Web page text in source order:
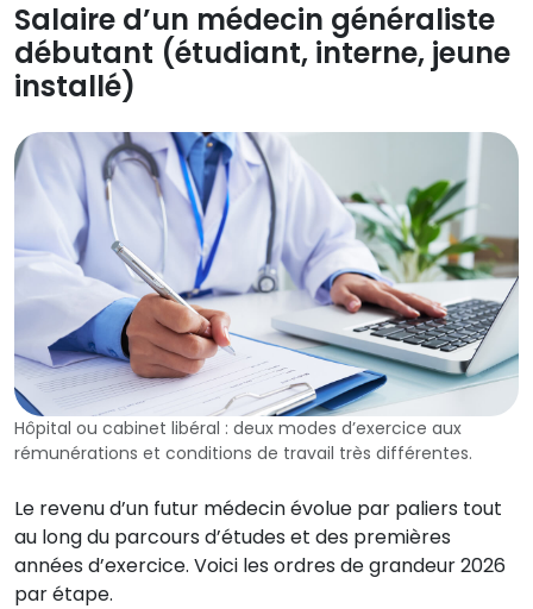
Salaire d’un médecin généraliste
débutant (étudiant, interne, jeune
installé)
Hôpital ou cabinet libéral : deux modes d’exercice aux
rémunérations et conditions de travail très différentes.
Le revenu d’un futur médecin évolue par paliers tout
au long du parcours d’études et des premières
années d’exercice. Voici les ordres de grandeur 2026
par étape.